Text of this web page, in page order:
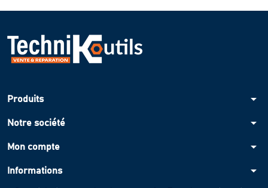
Produits arrow_drop_down
Notre société arrow_drop_down
Mon compte arrow_drop_down
Informations arrow_drop_down